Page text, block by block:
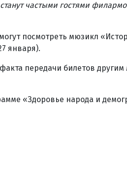
частыми гостями
посмотреть мюзикл
января).
передачи билетов
«Здоровье народа и